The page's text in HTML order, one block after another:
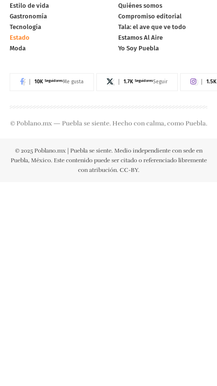
Estilo de vida
Gastronomía
Tecnología
Estado
Moda
Quiénes somos
Compromiso editorial
Tala: el ave que ve todo
Estamos Al Aire
Yo Soy Puebla
10K SeguidoresMe gusta 1.7K SeguidoresSeguir 1.5K
© Poblano.mx — Puebla se siente. Hecho con calma, como Puebla.
© 2025 Poblano.mx | Puebla se siente. Medio independiente con sede en
Puebla, México. Este contenido puede ser citado o referenciado libremente
con atribución. CC-BY.